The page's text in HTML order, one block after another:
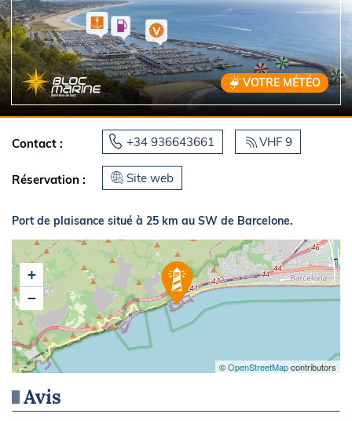
VOTRE MÉTÉO
Contact : +34 936643661 VHF 9
Réservation : Site web
Port de plaisance situé à 25 km au SW de Barcelone.
+
−
©OpenStreetMapcontributors
Avis